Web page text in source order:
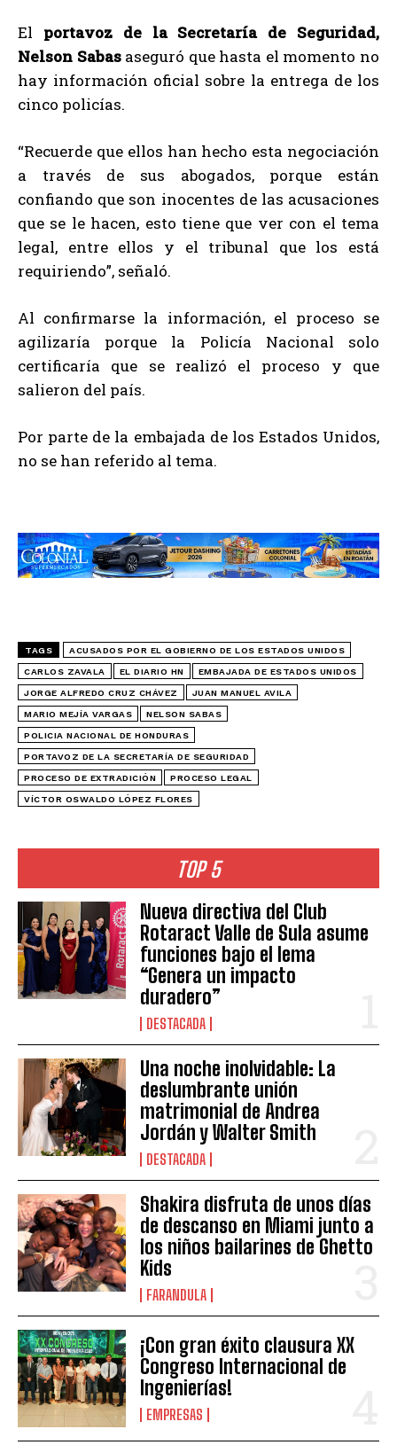
TOP 5
Nueva directiva del Club
Rotaract Valle de Sula asume
funciones bajo el lema
“Genera un impacto
duradero”
DESTACADA
Una noche inolvidable: La
deslumbrante unión
matrimonial de Andrea
Jordán y Walter Smith
DESTACADA
Shakira disfruta de unos días
de descanso en Miami junto a
los niños bailarines de Ghetto
Kids
FARANDULA
¡Con gran éxito clausura XX
Congreso Internacional de
Ingenierías!
EMPRESAS
El portavoz de la Secretaría de Seguridad,
Nelson Sabasaseguró que hasta el momento no
hay información oficial sobre la entrega de los
cinco policías.
“Recuerde que ellos han hecho esta negociación
a través de sus abogados, porque están
confiando que son inocentes de las acusaciones
que se le hacen, esto tiene que ver con el tema
legal, entre ellos y el tribunal que los está
requiriendo”, señaló.
Al confirmarse la información, el proceso se
agilizaría porque la Policía Nacional solo
certificaría que se realizó el proceso y que
salieron del país.
Por parte de la embajada de los Estados Unidos,
no se han referido al tema.
TAGS ACUSADOS POR EL GOBIERNO DE LOS ESTADOS UNIDOS
CARLOS ZAVALA EL DIARIO HN EMBAJADA DE ESTADOS UNIDOS
JORGE ALFREDO CRUZ CHÁVEZ JUAN MANUEL AVILA
MARIO MEJÍA VARGAS NELSON SABAS
POLICIA NACIONAL DE HONDURAS
PORTAVOZ DE LA SECRETARÍA DE SEGURIDAD
PROCESO DE EXTRADICIÓN PROCESO LEGAL
VÍCTOR OSWALDO LÓPEZ FLORES